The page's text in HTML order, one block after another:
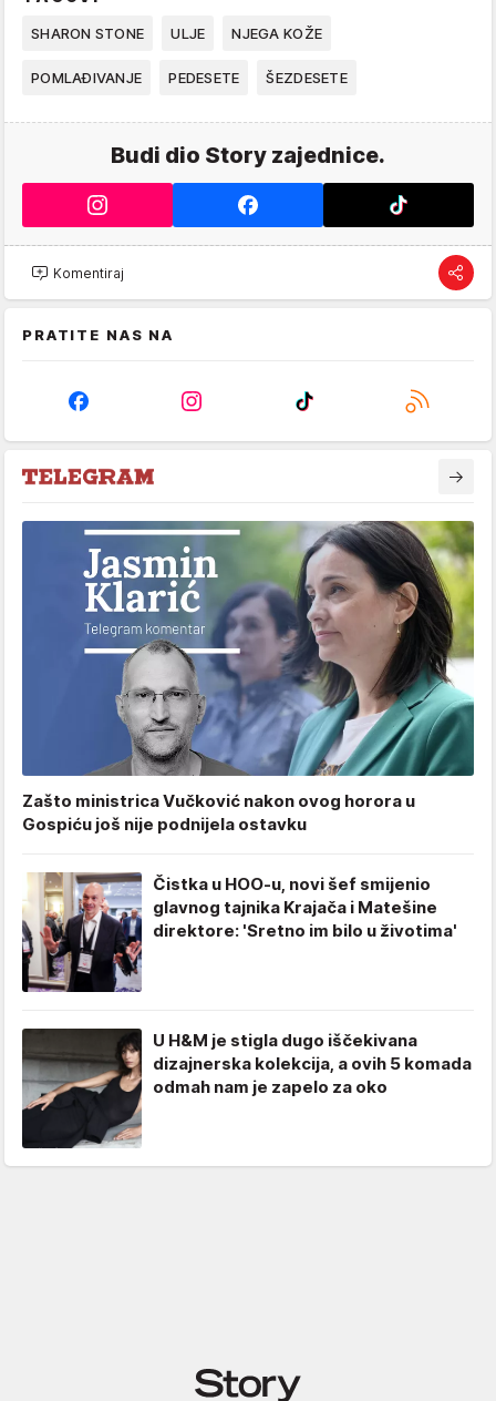
SHARON STONE ULJE NJEGA KOŽE
POMLAĐIVANJE PEDESETE ŠEZDESETE
Budi dio Story zajednice.
Komentiraj
PRATITE NAS NA
Zašto ministrica Vučković nakon ovog horora u
Gospiću još nije podnijela ostavku
Čistka u HOO-u, novi šef smijenio
glavnog tajnika Krajača i Matešine
direktore: 'Sretno im bilo u životima'
U H&M je stigla dugo iščekivana
dizajnerska kolekcija, a ovih 5 komada
odmah nam je zapelo za oko